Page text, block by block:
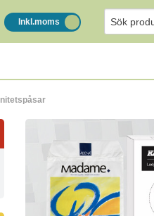
Inkl.moms